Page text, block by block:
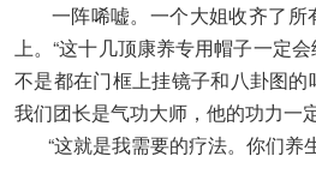
一阵唏嘘。一个大姐收齐了所
上。“这十几顶康养专用帽子一定
不是都在门框上挂镜子和八卦图的
我们团长是气功大师，他的功力一
“这就是我需要的疗法。你们养